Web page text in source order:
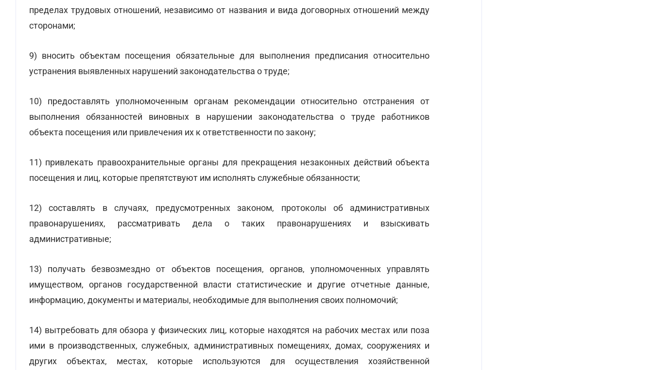
пределах трудовых отношений, независимо от названия и вида договорных отношений между
сторонами;
9) вносить объектам посещения обязательные для выполнения предписания относительно
устранения выявленных нарушений законодательства о труде;
10) предоставлять уполномоченным органам рекомендации относительно отстранения от
выполнения обязанностей виновных в нарушении законодательства о труде работников
объекта посещения или привлечения их к ответственности по закону;
11) привлекать правоохранительные органы для прекращения незаконных действий объекта
посещения и лиц, которые препятствуют им исполнять служебные обязанности;
12) составлять в случаях, предусмотренных законом, протоколы об административных
правонарушениях, рассматривать дела о таких правонарушениях и взыскивать
административные;
13) получать безвозмездно от объектов посещения, органов, уполномоченных управлять
имуществом, органов государственной власти статистические и другие отчетные данные,
информацию, документы и материалы, необходимые для выполнения своих полномочий;
14) вытребовать для обзора у физических лиц, которые находятся на рабочих местах или поза
ими в производственных, служебных, административных помещениях, домах, сооружениях и
других объектах, местах, которые используются для осуществления хозяйственной